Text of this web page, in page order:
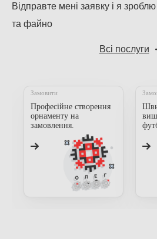
Відправте мені заявку і я
та файно
Всі послуги
Замовити
Професійне створення
орнаменту на
замовлення.